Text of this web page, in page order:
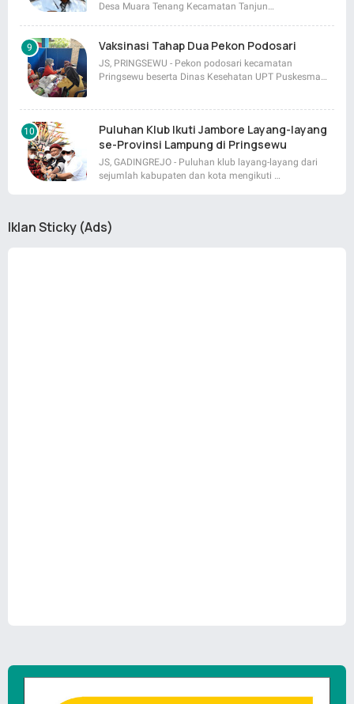
Desa Muara Tenang Kecamatan Tanjun…
Vaksinasi Tahap Dua Pekon Podosari
JS, PRINGSEWU - Pekon podosari kecamatan
Pringsewu beserta Dinas Kesehatan UPT Puskesma…
Puluhan Klub Ikuti Jambore Layang-layang
se-Provinsi Lampung di Pringsewu
JS, GADINGREJO - Puluhan klub layang-layang dari
sejumlah kabupaten dan kota mengikuti …
Iklan Sticky (Ads)